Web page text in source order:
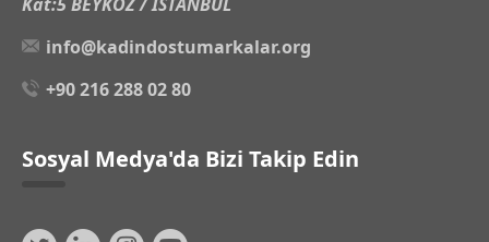
info@kadindostumarkalar.org
+90 216 288 02 80
Sosyal Medya'da Bizi Takip Edin